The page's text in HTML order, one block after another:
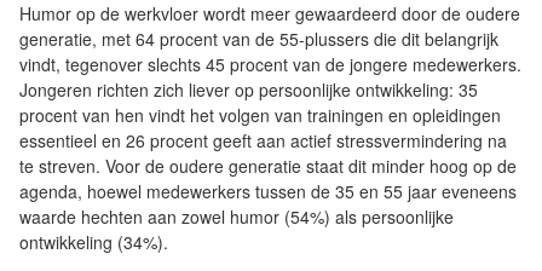
Humor op de werkvloer wordt meer gewaardeerd door de oudere
generatie, met 64 procent van de 55-plussers die dit belangrijk
vindt, tegenover slechts 45 procent van de jongere medewerkers.
Jongeren richten zich liever op persoonlijke ontwikkeling: 35
procent van hen vindt het volgen van trainingen en opleidingen
essentieel en 26 procent geeft aan actief stressvermindering na
te streven. Voor de oudere generatie staat dit minder hoog op de
agenda, hoewel medewerkers tussen de 35 en 55 jaar eveneens
waarde hechten aan zowel humor (54%) als persoonlijke
ontwikkeling (34%).